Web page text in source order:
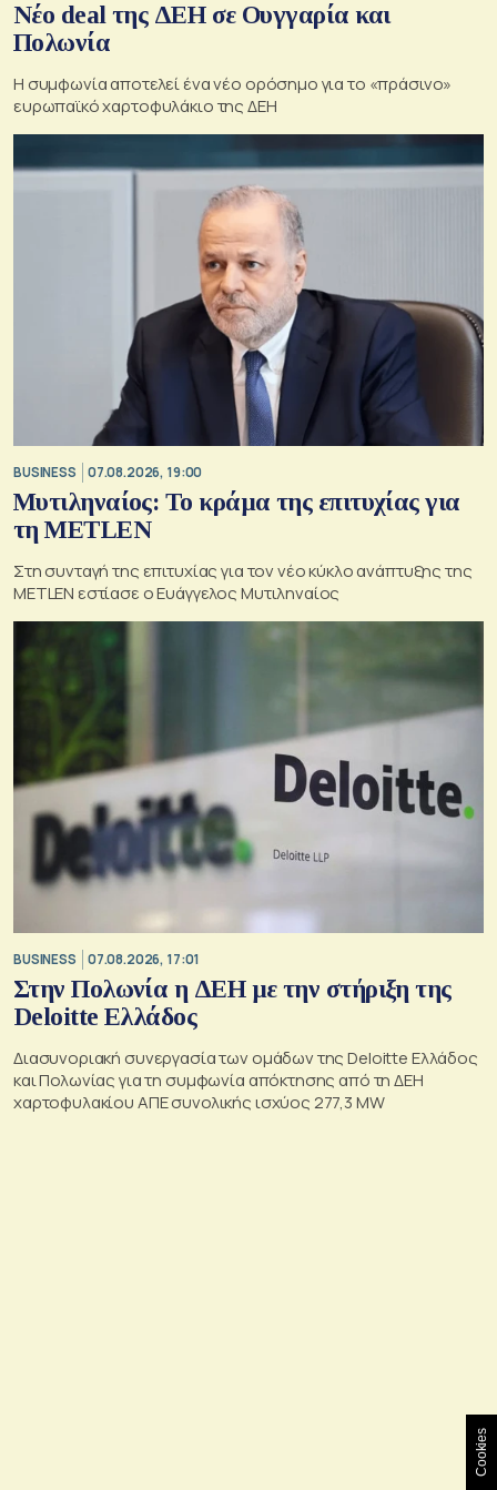
Νέο deal της ΔΕΗ σε Ουγγαρία και
Πολωνία
Η συμφωνία αποτελεί ένα νέο ορόσημο για το «πράσινο»
ευρωπαϊκό χαρτοφυλάκιο της ΔΕΗ
BUSINESS 07.08.2026, 19:00
Μυτιληναίος: Το κράμα της επιτυχίας για
τη METLEN
Στη συνταγή της επιτυχίας για τον νέο κύκλο ανάπτυξης της
METLEN εστίασε ο Ευάγγελος Μυτιληναίος
BUSINESS 07.08.2026, 17:01
Στην Πολωνία η ΔΕΗ με την στήριξη της
Deloitte Ελλάδος
Διασυνοριακή συνεργασία των ομάδων της Deloitte Ελλάδος
και Πολωνίας για τη συμφωνία απόκτησης από τη ΔΕΗ
χαρτοφυλακίου ΑΠΕ συνολικής ισχύος 277,3 MW
Cookies